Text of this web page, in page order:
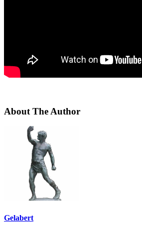
About The Author
Gelabert